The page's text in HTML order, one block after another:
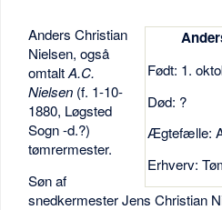
Født: 1.
Død: ?
Ægtefælle:
Erhverv:
Anders Christian
Nielsen, også
omtaltA.C.
Nielsen (f. 1-10-
1880, Løgsted
Sogn -d.?)
tømrermester.
Søn af
snedkermester Jens Christian